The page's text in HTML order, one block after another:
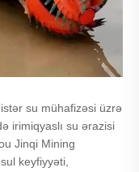
su mühafizəsi üzrə
irimiqyaslı su ərazisi
Jinqi Mining
keyfiyyəti,